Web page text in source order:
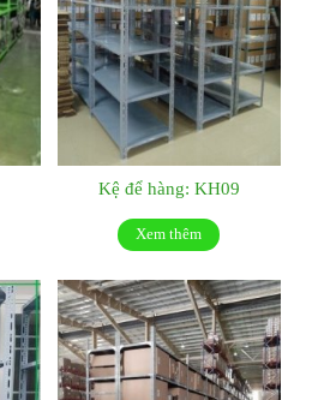
Kệ để hàng: KH09
Xem thêm